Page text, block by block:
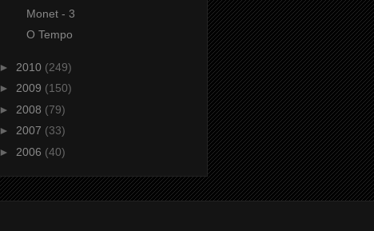
Monet - 3
O Tempo
► 2010 (249)
► 2009 (150)
► 2008 (79)
► 2007 (33)
► 2006 (40)